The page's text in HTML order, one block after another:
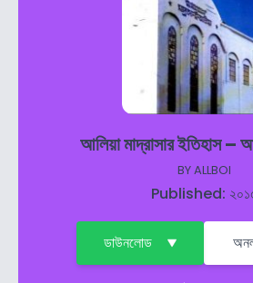
আলিয়া মাদ্রাসার ইতিহাস –
BYALLBOI
Published:
ডাউনলোড